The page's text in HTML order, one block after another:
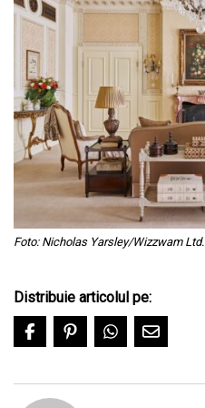
Foto: Nicholas Yarsley/Wizzwam Ltd.
Distribuie articolul pe: